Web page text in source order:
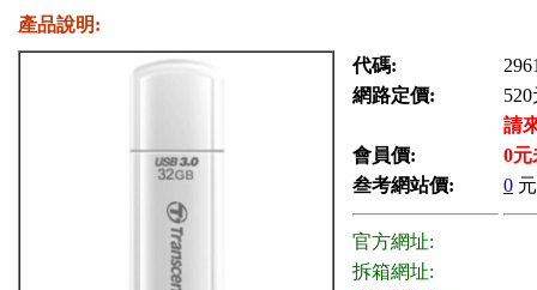
產品說明:
代碼:
網路定價:
520
請
會員價:
0元
叁考網站價:
0
官方網址:
拆箱網址: